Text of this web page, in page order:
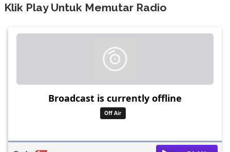
Klik Play Untuk Memutar Radio